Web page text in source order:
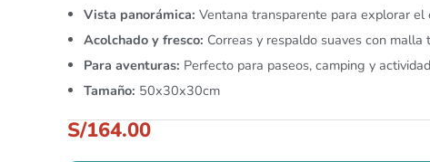
Vista panorámica: Ventana transparente para explorar el
Acolchado y fresco: Correas y respaldo suaves con malla
Para aventuras: Perfecto para paseos, camping y
Tamaño: 50x30x30cm
S/164.00